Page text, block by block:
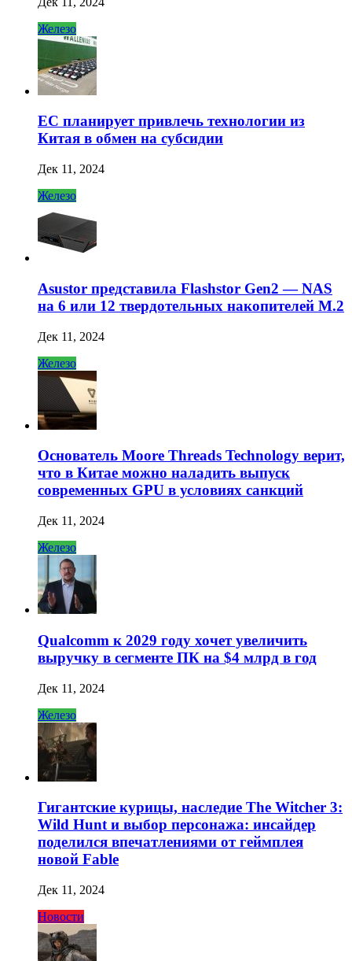
Железо
ЕС планирует привлечь технологии из
Китая в обмен на субсидии
Дек 11, 2024
Железо
Asustor представила Flashstor Gen2 — NAS
на 6 или 12 твердотельных накопителей M.2
Дек 11, 2024
Железо
Основатель Moore Threads Technology верит,
что в Китае можно наладить выпуск
современных GPU в условиях санкций
Дек 11, 2024
Железо
Qualcomm к 2029 году хочет увеличить
выручку в сегменте ПК на $4 млрд в год
Дек 11, 2024
Железо
Гигантские курицы, наследие The Witcher 3:
Wild Hunt и выбор персонажа: инсайдер
поделился впечатлениями от геймплея
новой Fable
Дек 11, 2024
Новости